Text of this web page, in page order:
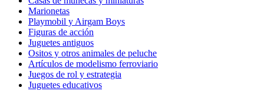
Marionetas
Playmobil y Airgam Boys
Figuras de acción
Juguetes antiguos
Ositos y otros animales de peluche
Artículos de modelismo ferroviario
Juegos de rol y estrategia
Juguetes educativos